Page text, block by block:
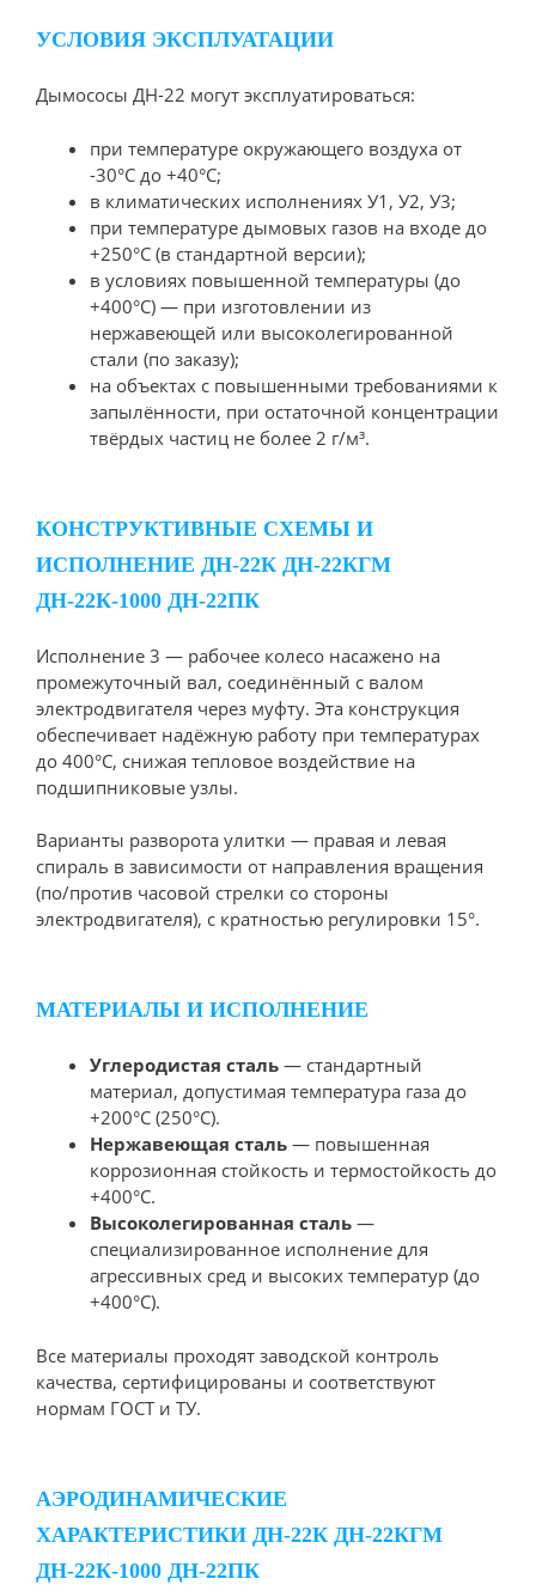
УСЛОВИЯ ЭКСПЛУАТАЦИИ
Дымососы ДН-22 могут эксплуатироваться:
при температуре окружающего воздуха от
-30°C до +40°C;
в климатических исполнениях У1, У2, У3;
при температуре дымовых газов на входе до
+250°C (в стандартной версии);
в условиях повышенной температуры (до
+400°C) — при изготовлении из
нержавеющей или высоколегированной
стали (по заказу);
на объектах с повышенными требованиями к
запылённости, при остаточной концентрации
твёрдых частиц не более 2 г/м³.
КОНСТРУКТИВНЫЕ СХЕМЫ И
ИСПОЛНЕНИЕ ДН-22К ДН-22КГМ
ДН-22К-1000 ДН-22ПК
Исполнение 3 — рабочее колесо насажено на
промежуточный вал, соединённый с валом
электродвигателя через муфту. Эта конструкция
обеспечивает надёжную работу при температурах
до 400°C, снижая тепловое воздействие на
подшипниковые узлы.
Варианты разворота улитки — правая и левая
спираль в зависимости от направления вращения
(по/против часовой стрелки со стороны
электродвигателя), с кратностью регулировки 15°.
МАТЕРИАЛЫ И ИСПОЛНЕНИЕ
Углеродистая сталь — стандартный
материал, допустимая температура газа до
+200°C (250°C).
Нержавеющая сталь — повышенная
коррозионная стойкость и термостойкость до
+400°C.
Высоколегированная сталь —
специализированное исполнение для
агрессивных сред и высоких температур (до
+400°C).
Все материалы проходят заводской контроль
качества, сертифицированы и соответствуют
нормам ГОСТ и ТУ.
АЭРОДИНАМИЧЕСКИЕ
ХАРАКТЕРИСТИКИ ДН-22К ДН-22КГМ
ДН-22К-1000 ДН-22ПК